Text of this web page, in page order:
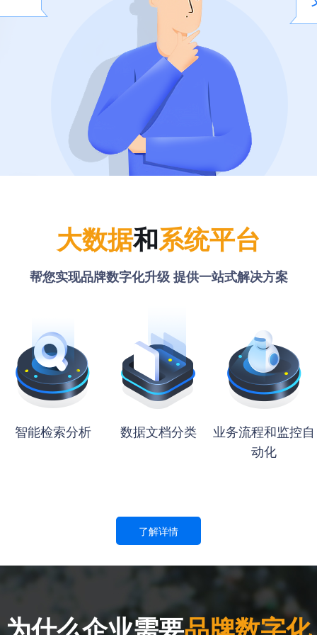
大数据和系统平台
帮您实现品牌数字化升级 提供一站式解决方案
智能检索分析 数据文档分类
业务流程和监控自
动化
了解详情